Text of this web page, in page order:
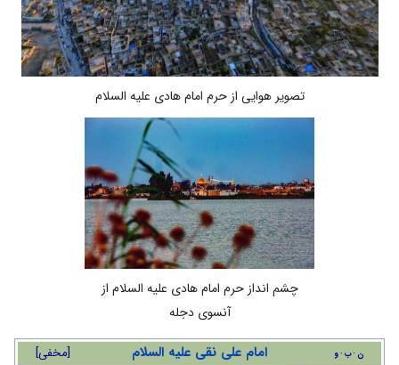
تصویر هوایی از حرم امام هادی علیه السلام
چشم انداز حرم امام هادی علیه السلام از
آنسوی دجله
[مخفی] ن ب و امام علی نقی علیه السلام